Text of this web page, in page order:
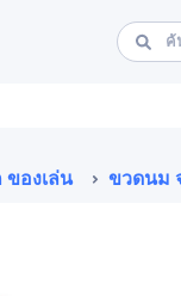
ของเล่น ขวดนม